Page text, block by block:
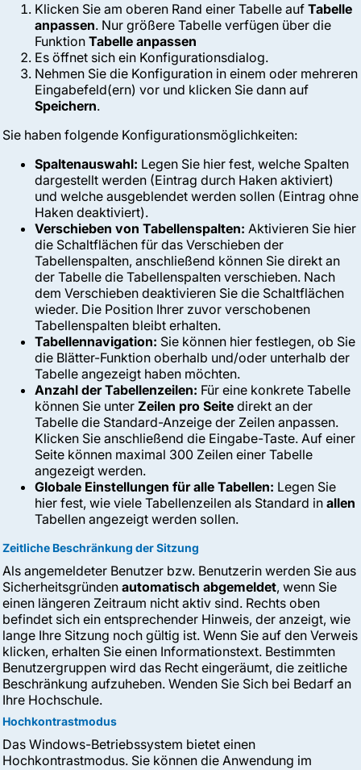
Klicken Sie am oberen Rand einer Tabelle auf Tabelle
anpassen. Nur größere Tabelle verfügen über die
Funktion Tabelle anpassen
Es öffnet sich ein Konfigurationsdialog.
Nehmen Sie die Konfiguration in einem oder mehreren
Eingabefeld(ern) vor und klicken Sie dann auf
Speichern.
Sie haben folgende Konfigurationsmöglichkeiten:
Spaltenauswahl: Legen Sie hier fest, welche Spalten
dargestellt werden (Eintrag durch Haken aktiviert)
und welche ausgeblendet werden sollen (Eintrag ohne
Haken deaktiviert).
Verschieben von Tabellenspalten: Aktivieren Sie hier
die Schaltflächen für das Verschieben der
Tabellenspalten, anschließend können Sie direkt an
der Tabelle die Tabellenspalten verschieben. Nach
dem Verschieben deaktivieren Sie die Schaltflächen
wieder. Die Position Ihrer zuvor verschobenen
Tabellenspalten bleibt erhalten.
Tabellennavigation: Sie können hier festlegen, ob Sie
die Blätter-Funktion oberhalb und/oder unterhalb der
Tabelle angezeigt haben möchten.
Anzahl der Tabellenzeilen: Für eine konkrete Tabelle
können Sie unter Zeilen pro Seite direkt an der
Tabelle die Standard-Anzeige der Zeilen anpassen.
Klicken Sie anschließend die Eingabe-Taste. Auf einer
Seite können maximal 300 Zeilen einer Tabelle
angezeigt werden.
Globale Einstellungen für alle Tabellen: Legen Sie
hier fest, wie viele Tabellenzeilen als Standard in allen
Tabellen angezeigt werden sollen.
Zeitliche Beschränkung der Sitzung
Als angemeldeter Benutzer bzw. Benutzerin werden Sie aus
Sicherheitsgründen automatisch abgemeldet, wenn Sie
einen längeren Zeitraum nicht aktiv sind. Rechts oben
befindet sich ein entsprechender Hinweis, der anzeigt, wie
lange Ihre Sitzung noch gültig ist. Wenn Sie auf den Verweis
klicken, erhalten Sie einen Informationstext. Bestimmten
Benutzergruppen wird das Recht eingeräumt, die zeitliche
Beschränkung aufzuheben. Wenden Sie Sich bei Bedarf an
Ihre Hochschule.
Hochkontrastmodus
Das Windows-Betriebssystem bietet einen
Hochkontrastmodus. Sie können die Anwendung im